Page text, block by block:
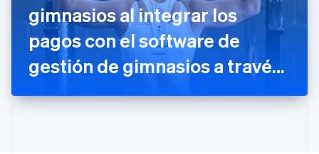
gimnasios al integrar los
pagos con el software de
gestión de gimnasios a través
de Stripe
Gibraltar
English
Grecia
English
Hungría
India